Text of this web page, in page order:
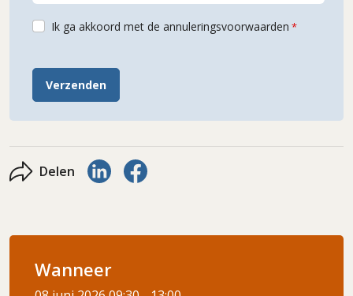
Ik ga akkoord met de annuleringsvoorwaarden
Verzenden
Delen Delen via LinkedIn
Delen via Facebook
Wanneer